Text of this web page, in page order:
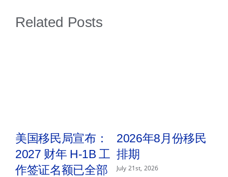
息
Related Posts
美国移民局宣布：
2027 财年 H-1B 工
作签证名额已全部
2026年8月份移民
排期
July 21st, 2026